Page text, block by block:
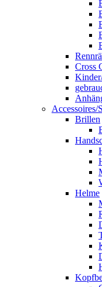
Cross
Accessoires/
Brillen
Helme